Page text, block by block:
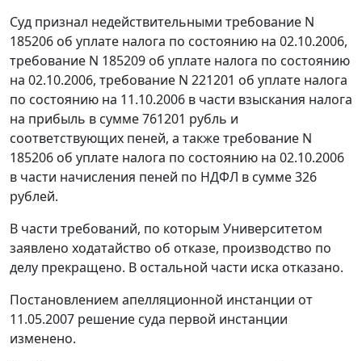
Суд признал недействительными требование N
185206 об уплате налога по состоянию на 02.10.2006,
требование N 185209 об уплате налога по состоянию
на 02.10.2006, требование N 221201 об уплате налога
по состоянию на 11.10.2006 в части взыскания налога
на прибыль в сумме 761201 рубль и
соответствующих пеней, а также требование N
185206 об уплате налога по состоянию на 02.10.2006
в части начисления пеней по НДФЛ в сумме 326
рублей.
В части требований, по которым Университетом
заявлено ходатайство об отказе, производство по
делу прекращено. В остальной части иска отказано.
Постановлением апелляционной инстанции от
11.05.2007 решение суда первой инстанции
изменено.